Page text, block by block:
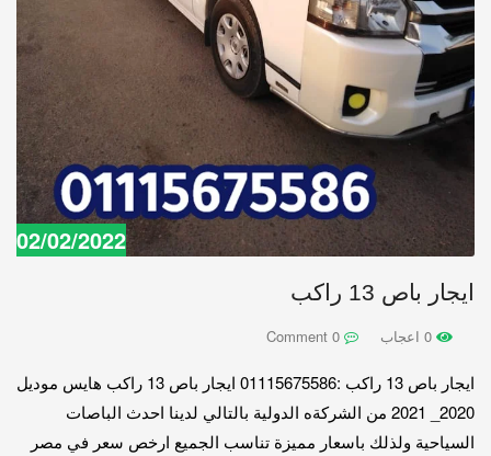
02/02/2022
ايجار باص 13 راكب
ايجار باص 13 راكب :01115675586 ايجار باص 13 راكب هايس موديل
2020_ 2021 من الشركةه الدولية بالتالي لدينا احدث الباصات
السياحية ولذلك باسعار مميزة تناسب الجميع ارخص سعر في مصر